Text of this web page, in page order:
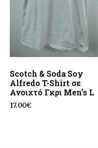
Scotch & Soda Soy
Alfredo T-Shirt σε
Ανοιχτό Γκρι Men’s L
17.00€